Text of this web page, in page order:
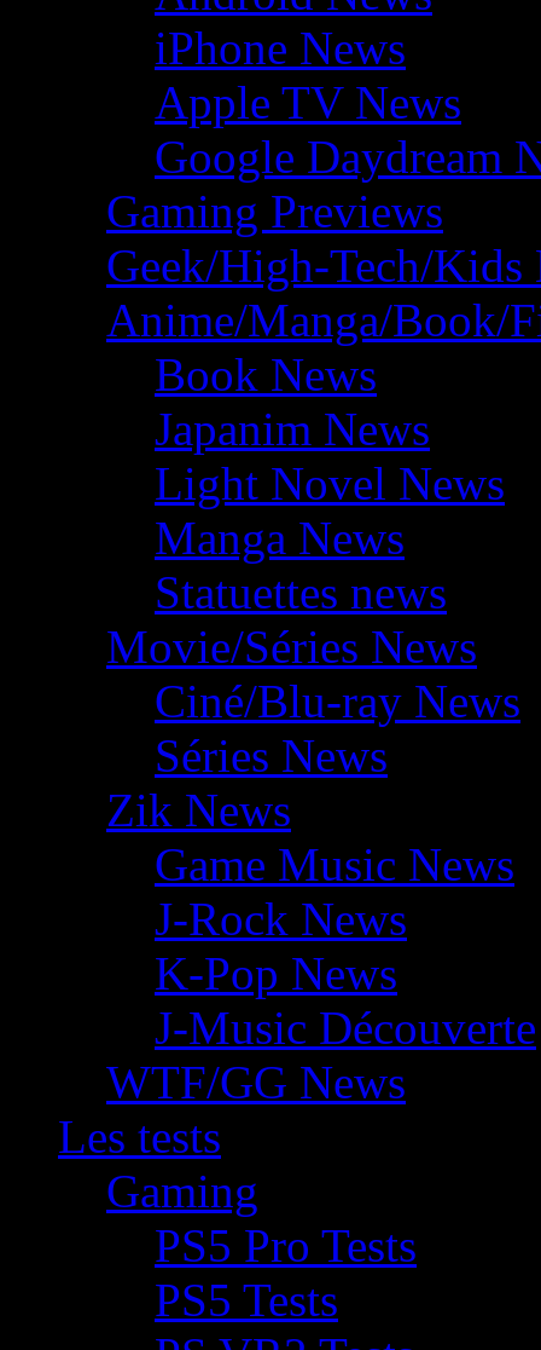
iPhone News
Apple TV News
Google Daydream
Gaming Previews
Geek/High-Tech/Kids
Anime/Manga/Book/
Book News
Japanim News
Light Novel News
Manga News
Statuettes news
Movie/Séries News
Ciné/Blu-ray News
Séries News
Zik News
Game Music News
J-Rock News
K-Pop News
J-Music Découverte
WTF/GG News
Les tests
Gaming
PS5 Pro Tests
PS5 Tests